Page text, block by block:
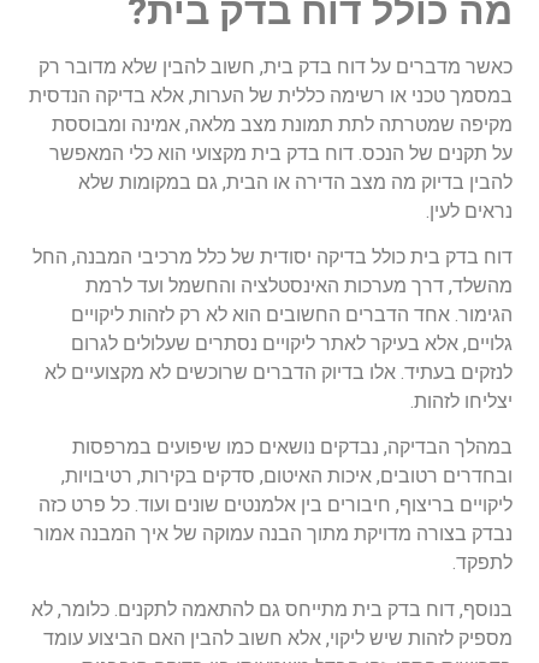
מה כולל דוח בדק בית?
כאשר מדברים על דוח בדק בית, חשוב להבין שלא מדובר רק
במסמך טכני או רשימה כללית של הערות, אלא בדיקה הנדסית
מקיפה שמטרתה לתת תמונת מצב מלאה, אמינה ומבוססת
על תקנים של הנכס. דוח בדק בית מקצועי הוא כלי המאפשר
להבין בדיוק מה מצב הדירה או הבית, גם במקומות שלא
נראים לעין.
דוח בדק בית כולל בדיקה יסודית של כלל מרכיבי המבנה, החל
מהשלד, דרך מערכות האינסטלציה והחשמל ועד לרמת
הגימור. אחד הדברים החשובים הוא לא רק לזהות ליקויים
גלויים, אלא בעיקר לאתר ליקויים נסתרים שעלולים לגרום
לנזקים בעתיד. אלו בדיוק הדברים שרוכשים לא מקצועיים לא
יצליחו לזהות.
במהלך הבדיקה, נבדקים נושאים כמו שיפועים במרפסות
ובחדרים רטובים, איכות האיטום, סדקים בקירות, רטיבויות,
ליקויים בריצוף, חיבורים בין אלמנטים שונים ועוד. כל פרט כזה
נבדק בצורה מדויקת מתוך הבנה עמוקה של איך המבנה אמור
לתפקד.
בנוסף, דוח בדק בית מתייחס גם להתאמה לתקנים. כלומר, לא
מספיק לזהות שיש ליקוי, אלא חשוב להבין האם הביצוע עומד